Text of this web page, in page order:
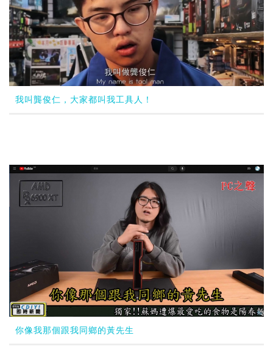
我叫龔俊仁，大家都叫我工具人！
你像我那個跟我同鄉的黃先生